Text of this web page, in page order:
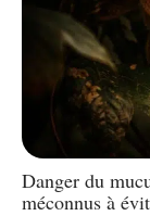
Danger du
méconnus à